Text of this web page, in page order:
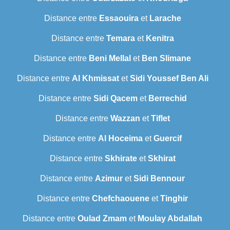
Distance entre Essaouiraet Larache
Distance entre Temaraet Kenitra
Distance entre Beni Mellal et Ben Slimane
Distance entre Al KhmissatetSidi Youssef Ben Ali
Distance entre Sidi Qacemet Berrechid
Distance entre Wazzan etTiflet
Distance entre Al Hoceima etGuercif
Distance entre SkhirateetSkhirat
Distance entre Azimur etSidi Bennour
Distance entre Chefchaouene etTinghir
Distance entre Oulad Zmam et Moulay Abdallah